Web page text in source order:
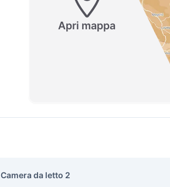
Apri mappa
Camera da letto 2